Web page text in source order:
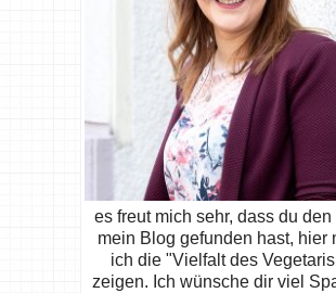
es freut mich sehr, dass du
mein Blog gefunden hast, hier
ich die "Vielfalt des
zeigen. Ich wünsche dir viel